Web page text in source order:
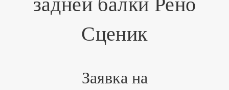
Сценик
Заявка на